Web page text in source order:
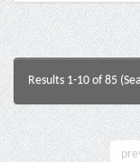
Results 1-10 of 85